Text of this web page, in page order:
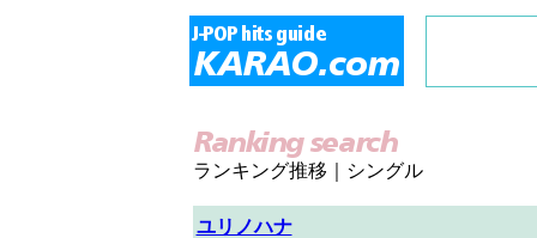
ランキング推移｜シングル
ユリノハナ